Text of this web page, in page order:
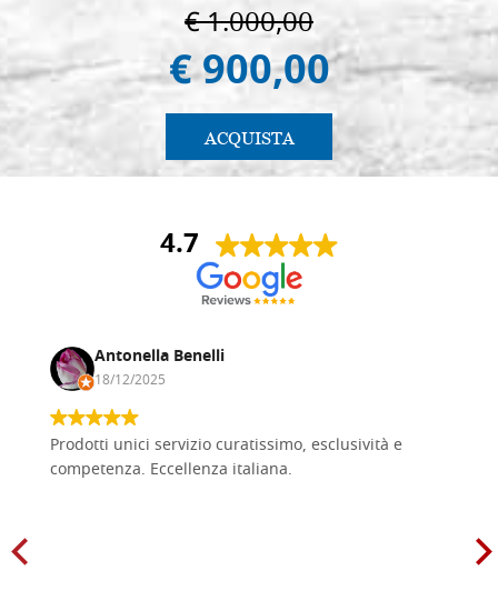
€ 1.000,00
€ 900,00
ACQUISTA
4.7
Antonella Benelli
18/12/2025
Prodotti unici servizio curatissimo, esclusività e
competenza. Eccellenza italiana.